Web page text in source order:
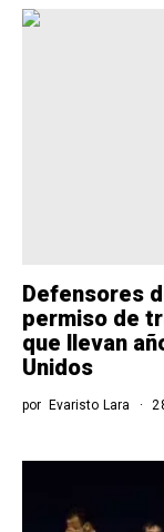
Defensores
permiso de
que llevan
Unidos
por Evaristo Lara